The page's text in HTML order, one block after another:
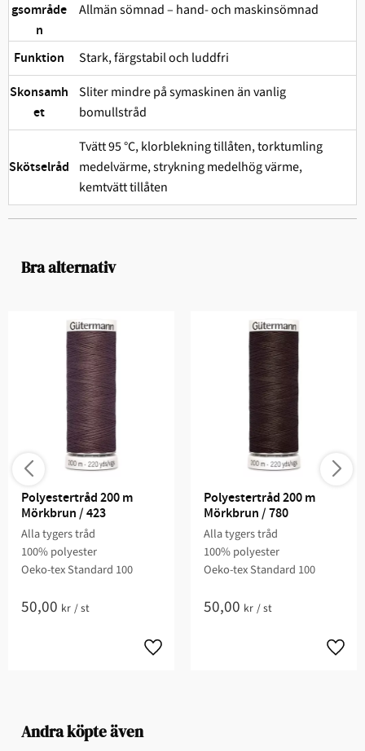
gsområde
n
Allmän sömnad – hand- och maskinsömnad
Funktion Stark, färgstabil och ludd­fri
Skonsamh
et
Sliter mindre på symaskinen än vanlig
bomullstråd
Skötselråd
Tvätt 95 °C, klorblekning tillåten, torktumling
medelvärme, strykning medelhög värme,
kemtvätt tillåten
Bra alternativ
Polyestertråd 200 m
Mörkbrun / 423
Alla tygers tråd
100% polyester
Oeko-tex Standard 100
50,00 kr /st
Polyestertråd 200 m
Mörkbrun / 780
Alla tygers tråd
100% polyester
Oeko-tex Standard 100
50,00 kr /st
Andra köpte även